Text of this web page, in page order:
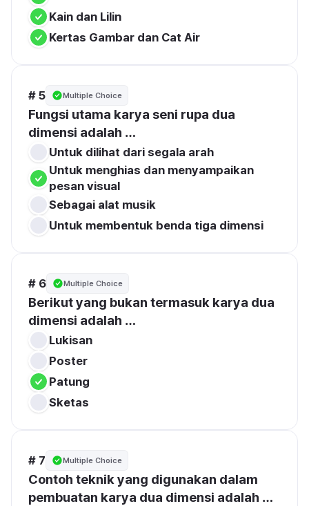
Kain dan Lilin
Kertas Gambar dan Cat Air
# 5 Multiple Choice
Fungsi utama karya seni rupa dua
dimensi adalah …
Untuk dilihat dari segala arah
Untuk menghias dan menyampaikan
pesan visual
Sebagai alat musik
Untuk membentuk benda tiga dimensi
# 6 Multiple Choice
Berikut yang bukan termasuk karya dua
dimensi adalah …
Lukisan
Poster
Patung
Sketas
# 7 Multiple Choice
Contoh teknik yang digunakan dalam
pembuatan karya dua dimensi adalah …